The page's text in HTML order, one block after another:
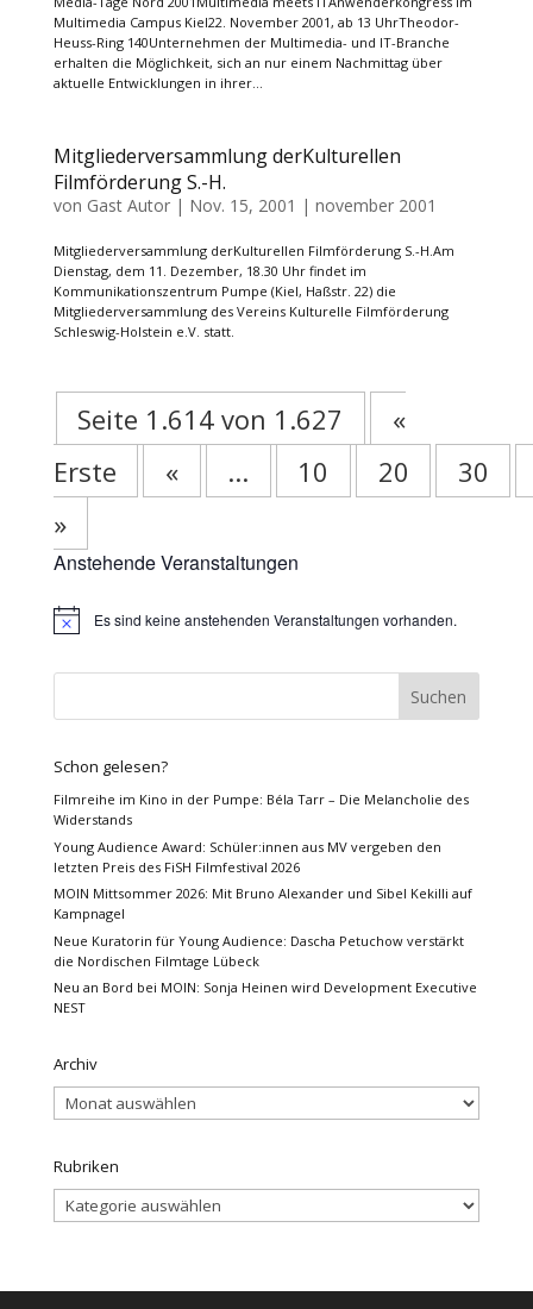
Multimedia Campus Kiel22. November 2001, ab 13 UhrTheodor-
Heuss-Ring 140Unternehmen der Multimedia- und IT-Branche
erhalten die Möglichkeit, sich an nur einem Nachmittag über
aktuelle Entwicklungen in ihrer...
Mitgliederversammlung derKulturellen
Filmförderung S.-H.
von Gast Autor| Nov. 15, 2001 | november 2001
Mitgliederversammlung derKulturellen Filmförderung S.-H.Am
Dienstag, dem 11. Dezember, 18.30 Uhr findet im
Kommunikationszentrum Pumpe (Kiel, Haßstr. 22) die
Mitgliederversammlung des Vereins Kulturelle Filmförderung
Schleswig-Holstein e.V. statt.
Seite 1.614 von 1.627
«
Erste
« ... 10 20
30
»
Anstehende Veranstaltungen
HinweisEs sind keine anstehenden Veranstaltungen vorhanden.
Schon gelesen?
Filmreihe im Kino in der Pumpe: Béla Tarr – Die Melancholie des
Widerstands
Young Audience Award: Schüler:innen aus MV vergeben den
letzten Preis des FiSH Filmfestival 2026
MOIN Mittsommer 2026: Mit Bruno Alexander und Sibel Kekilli auf
Kampnagel
Neue Kuratorin für Young Audience: Dascha Petuchow verstärkt
die Nordischen Filmtage Lübeck
Neu an Bord bei MOIN: Sonja Heinen wird Development Executive
NEST
Archiv
Archiv
Rubriken
Rubriken